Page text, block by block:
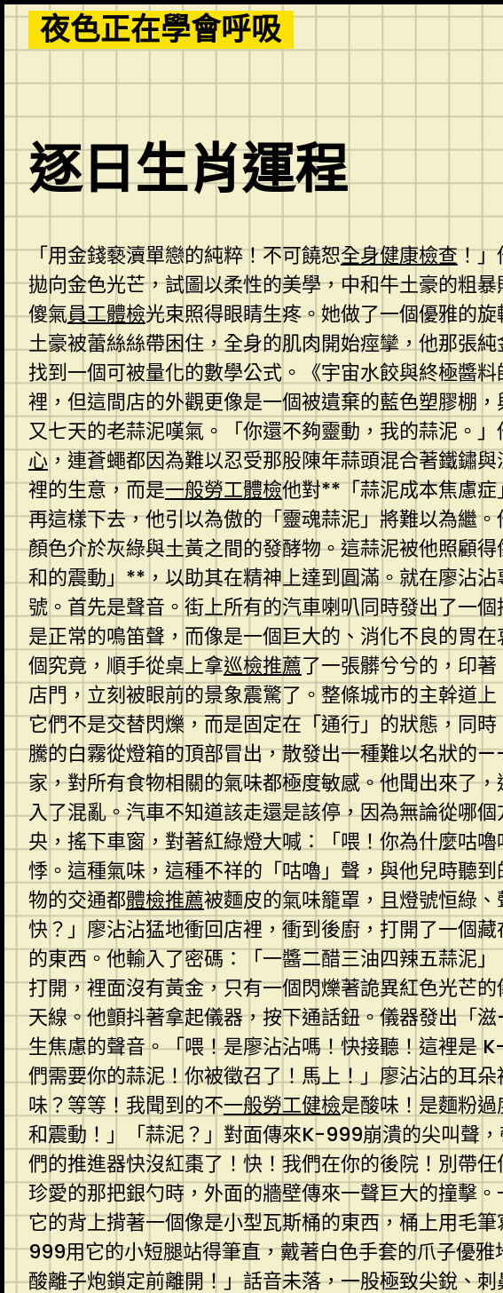
Skip
to
content
夜色正在學會呼吸
逐日生肖運程
「用金錢褻瀆單戀的純粹！不可饒恕全身健康檢查！」
拋向金色光芒，試圖以柔性的美學，中和牛土豪的粗
傻氣員工體檢光束照得眼睛生疼。她做了一個優雅的
土豪被蕾絲絲帶困住，全身的肌肉開始痙攣，他那張
找到一個可被量化的數學公式。《宇宙水餃與終極醬
裡，但這間店的外觀更像是一個被遺棄的藍色塑膠棚
又七天的老蒜泥嘆氣。「你還不夠靈動，我的蒜泥。
心，連蒼蠅都因為難以忍受那股陳年蒜頭混合著鐵鏽
裡的生意，而是一般勞工體檢他對**「蒜泥成本焦慮
再這樣下去，他引以為傲的「靈魂蒜泥」將難以為繼
顏色介於灰綠與土黃之間的發酵物。這蒜泥被他照顧
和的震動」**，以助其在精神上達到圓滿。就在廖沾沾
號。首先是聲音。街上所有的汽車喇叭同時發出了
是正常的鳴笛聲，而像是一個巨大的、消化不良的胃
個究竟，順手從桌上拿巡檢推薦了一張髒兮兮的，印
店門，立刻被眼前的景象震驚了。整條城市的主幹道
它們不是交替閃爍，而是固定在「通行」的狀態，同
騰的白霧從燈箱的頂部冒出，散發出一種難以名狀的
家，對所有食物相關的氣味都極度敏感。他聞出來了
入了混亂。汽車不知道該走還是該停，因為無論從哪
央，搖下車窗，對著紅綠燈大喊：「喂！你為什麼咕
悸。這種氣味，這種不祥的「咕嚕」聲，與他兒時聽
物的交通都體檢推薦被麵皮的氣味籠罩，且燈號恒綠
快？」廖沾沾猛地衝回店裡，衝到後廚，打開了一個
的東西。他輸入了密碼：「一醬二醋三油四辣五蒜泥
打開，裡面沒有黃金，只有一個閃爍著詭異紅色光芒
天線。他顫抖著拿起儀器，按下通話鈕。儀器發出「
生焦慮的聲音。「喂！是廖沾沾嗎！快接聽！這裡是
們需要你的蒜泥！你被徵召了！馬上！」廖沾沾的耳
味？等等！我聞到的不一般勞工健檢是酸味！是麵粉
和震動！」「蒜泥？」對面傳來K-999崩潰的尖叫聲
們的推進器快沒紅棗了！快！我們在你的後院！別帶
珍愛的那把銀勺時，外面的牆壁傳來一聲巨大的撞擊
它的背上揹著一個像是小型瓦斯桶的東西，桶上用毛
999用它的小短腿站得筆直，戴著白色手套的爪子優
酸離子炮鎖定前離開！」話音未落，一股極致尖銳、